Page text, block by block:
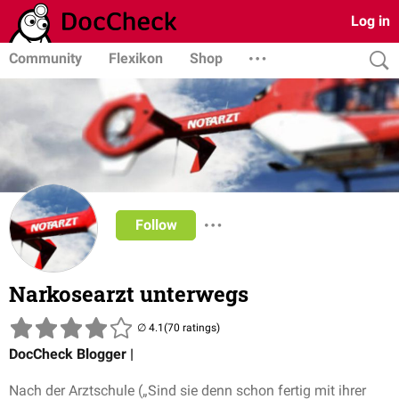
Log in
Community Flexikon Shop
Follow
Narkosearzt unterwegs
(70 ratings)
DocCheck Blogger |
Nach der Arztschule („Sind sie denn schon fertig mit ihrer